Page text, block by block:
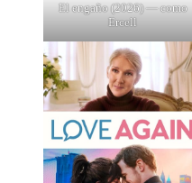
El engaño (2026) — como
Ercell